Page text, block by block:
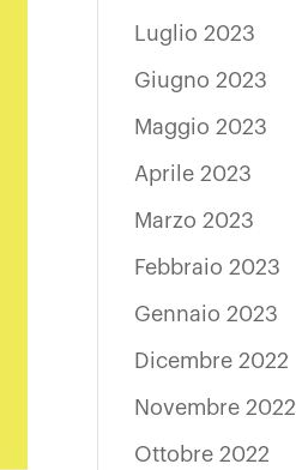
Luglio 2023
Giugno 2023
Maggio 2023
Aprile 2023
Marzo 2023
Febbraio 2023
Gennaio 2023
Dicembre 2022
Novembre 2022
Ottobre 2022